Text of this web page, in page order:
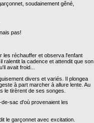
soudainement gêné,
pas!
les réchauffer et observa l'enfant
ralentit la cadence et attendit que son
avait froid...
divers et variés. Il plongea
à part marcher à allure lente. Au
le tirèrent de ses songes.
sac d'où provenaient les
le garçonnet avec excitation.